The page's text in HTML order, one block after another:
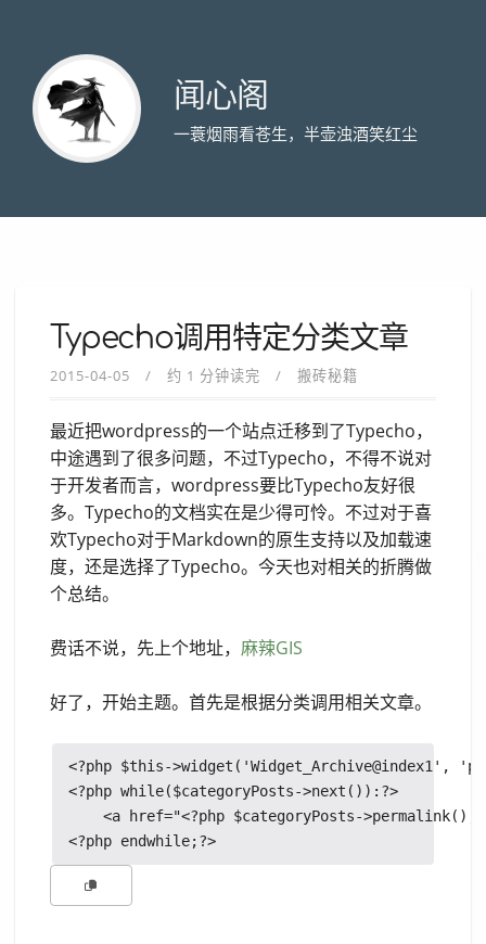
闻心阁
一蓑烟雨看苍生，半壶浊酒笑红尘
Typecho调用特定分类文章
2015-04-05 约 1 分钟读完 搬砖秘籍
最近把wordpress的一个站点迁移到了Typecho，
中途遇到了很多问题，不过Typecho，不得不说对
于开发者而言，wordpress要比Typecho友好很
多。Typecho的文档实在是少得可怜。不过对于喜
欢Typecho对于Markdown的原生支持以及加载速
度，还是选择了Typecho。今天也对相关的折腾做
个总结。
费话不说，先上个地址， 麻辣GIS
好了，开始主题。首先是根据分类调用相关文章。
<?php $this->widget('Widget_Archive@index1',
<?php while($categoryPosts->next()):?>
<a href="<?php $categoryPosts-